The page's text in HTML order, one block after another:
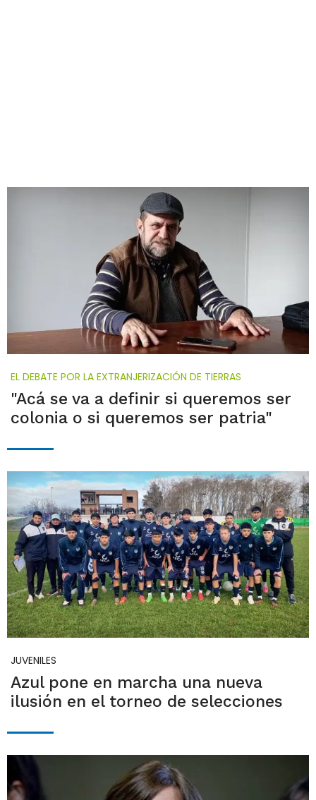
EL DEBATE POR LA EXTRANJERIZACIÓN DE TIERRAS
"Acá se va a definir si queremos ser
colonia o si queremos ser patria"
JUVENILES
Azul pone en marcha una nueva
ilusión en el torneo de selecciones